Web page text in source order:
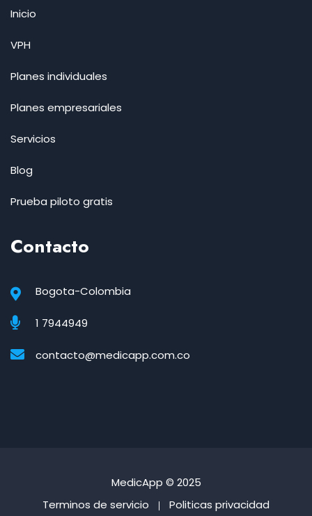
Inicio
VPH
Planes individuales
Planes empresariales
Servicios
Blog
Prueba piloto gratis
Contacto
Bogota-Colombia
1 7944949
contacto@medicapp.com.co
MedicApp © 2025
Terminos de servicio
Politicas privacidad